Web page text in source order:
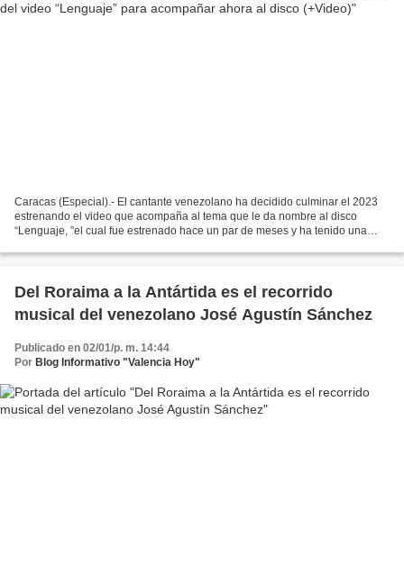
Caracas (Especial).- El cantante venezolano ha decidido culminar el 2023
estrenando el video que acompaña al tema que le da nombre al disco
“Lenguaje, ”el cual fue estrenado hace un par de meses y ha tenido una
Del Roraima a la Antártida es el recorrido
musical del venezolano José Agustín Sánchez
Publicado en 02/01/p. m. 14:44
Por Blog Informativo "Valencia Hoy"